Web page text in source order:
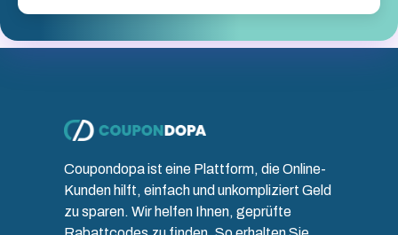
Coupondopa ist eine Plattform, die Online-
Kunden hilft, einfach und unkompliziert Geld
zu sparen. Wir helfen Ihnen, geprüfte